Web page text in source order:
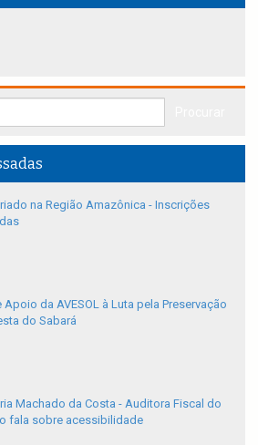
na Região Amazônica - Inscrições
Apoio da AVESOL à Luta pela Preservação
do Sabará
Machado da Costa - Auditora Fiscal do
fala sobre acessibilidade